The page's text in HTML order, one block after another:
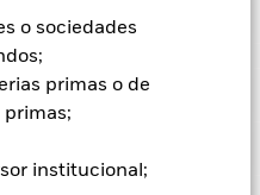
o sociedades
primas o de
primas;
institucional;
se puede ver afectado por
bursátil. Entre otros
políticos, las
y los hechos
USD 8.043